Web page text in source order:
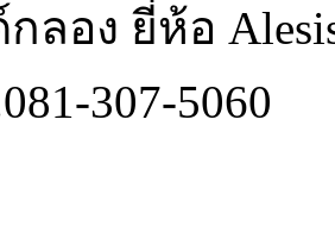
ลอง ยี่ห้อ
307-5060